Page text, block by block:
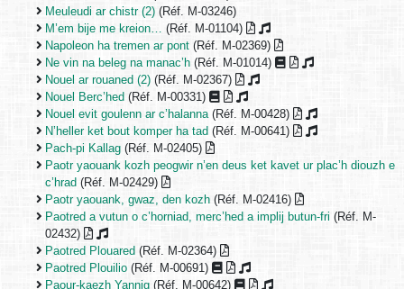
Meuleudi ar chistr (2) (Réf. M-03246)
M’em bije me kreion… (Réf. M-01104)
Napoleon ha tremen ar pont (Réf. M-02369)
Ne vin na beleg na manac’h (Réf. M-01014)
Nouel ar rouaned (2) (Réf. M-02367)
Nouel Berc’hed (Réf. M-00331)
Nouel evit goulenn ar c’halanna(Réf. M-00428)
N’heller ket bout komper ha tad (Réf. M-00641)
Pach-pi Kallag (Réf. M-02405)
Paotr yaouank kozh peogwir n’en deus ket kavet ur plac’h diouzh e
c’hrad (Réf. M-02429)
Paotr yaouank, gwaz, den kozh (Réf. M-02416)
Paotred a vutun o c’horniad, merc’hed a implij butun-fri (Réf. M-
02432)
Paotred Plouared (Réf. M-02364)
Paotred Plouilio (Réf. M-00691)
Paour-kaezh Yannig (Réf. M-00642)